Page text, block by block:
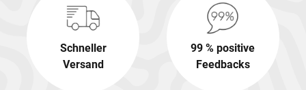
Schneller
Versand
99 % positive
Feedbacks